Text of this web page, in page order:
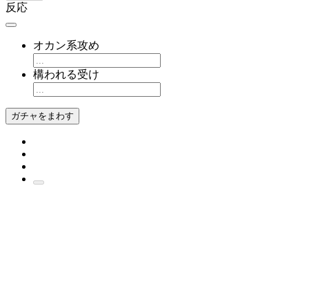
反応
オカン系攻め
構われる受け
ガチャをまわす